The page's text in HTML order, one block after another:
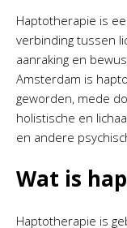
Haptotherapie is
verbinding tussen
aanraking en
Amsterdam is
geworden, mede
holistische en
en andere
Wat is
Haptotherapie is